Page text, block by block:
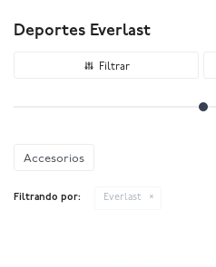
Deportes Everlast
Accesorios
Filtrando por: Everlast